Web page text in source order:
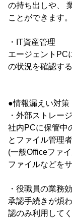
の持ち出しや、
ことができます。
・IT資産管理
エージェントPC
の状況を確認す
●情報漏えい対策
・外部ストレー
社内PCに保管中
とファイル管理
(一般Officeファ
ファイルなどを
・役職員の業務
承認手続きが煩
認のみ利用して